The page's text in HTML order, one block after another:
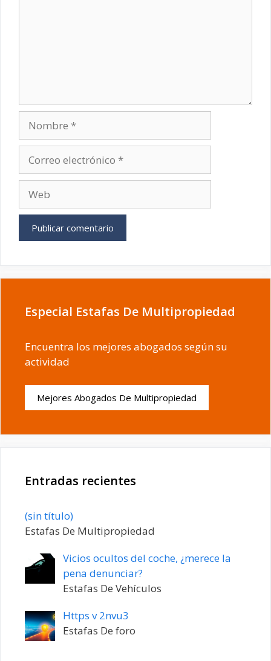
electrónico
Especial Estafas De Multipropiedad
Encuentra los mejores abogados según su
actividad
Mejores Abogados De Multipropiedad
Entradas recientes
(sin título)Entrada
20198
Estafas De Multipropiedad
Vicios ocultos del coche, ¿merece la
pena denunciar?
Estafas De Vehículos
Https v 2nvu3
Estafas De foro